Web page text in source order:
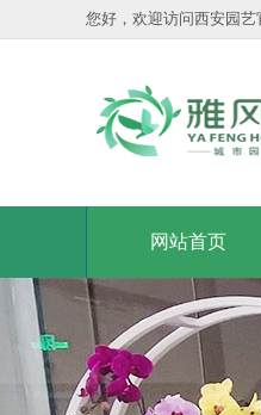
您好，欢迎访问西安园艺
网站首页